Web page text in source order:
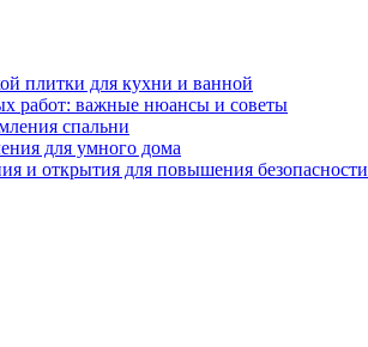
плитки для кухни и ванной
работ: важные нюансы и советы
спальни
для умного дома
и открытия для повышения безопасности